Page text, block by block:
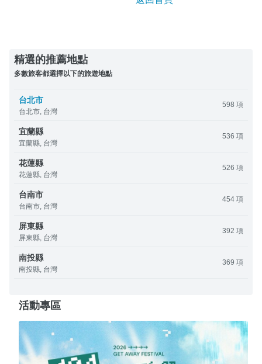
精選的推薦地點
多數旅客都選擇以下的旅遊地點
台北市
台北市, 台灣
598 項
宜蘭縣
宜蘭縣, 台灣
536 項
花蓮縣
花蓮縣, 台灣
526 項
台南市
台南市, 台灣
454 項
屏東縣
屏東縣, 台灣
392 項
南投縣
南投縣, 台灣
369 項
活動專區